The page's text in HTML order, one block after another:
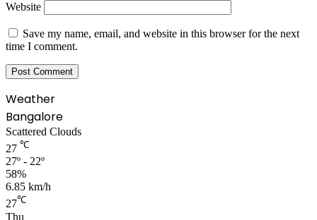
Website
Save my name, email, and website in this browser for the next
time I comment.
Weather
Bangalore
Scattered Clouds
27 ℃
27º - 22º
58%
6.85 km/h
27℃
Thu